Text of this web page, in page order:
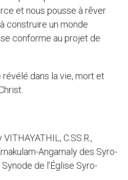
et nous pousse à rêver
construire un monde
conforme au projet de
révélé dans la vie, mort et
C.SS.R.,
Angamaly des Syro-
de l’Église Syro-